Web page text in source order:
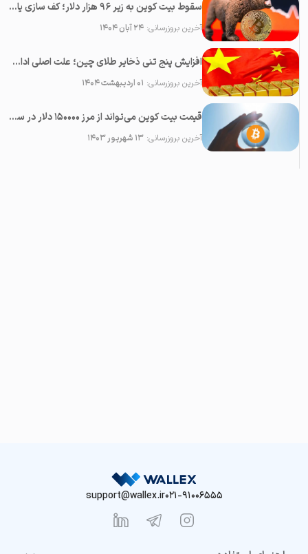
سقوط بیت کوین به زیر ۹۶ هزار دلار؛ کف سازی یا پایان بولران؟
آخرین بروزرسانی:۲۴ آبان ۱۴۰۴
افزایش پنج تنی ذخایر طلای چین؛ علت اصلی ادامه رشد قیمت طلا
آخرین بروزرسانی: ۰۱ اردیبهشت ۱۴۰۴
قیمت بیت کوین می‌تواند از مرز ۱۵۰۰۰۰ دلار در سال ۲۰۲۳ عبور کند
آخرین بروزرسانی:۱۳ شهریور ۱۴۰۳
021-91006555
support@wallex.ir